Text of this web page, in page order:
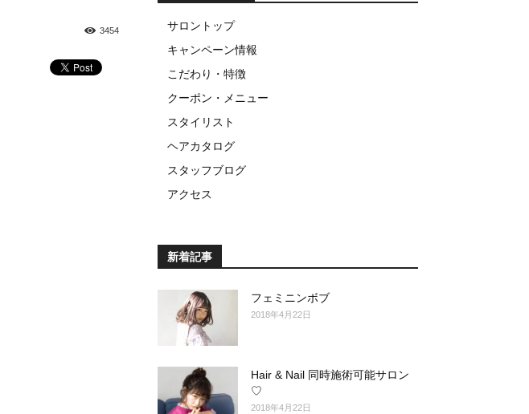
3454
サロントップ
キャンペーン情報
こだわり・特徴
クーポン・メニュー
スタイリスト
ヘアカタログ
スタッフブログ
アクセス
新着記事
フェミニンボブ
2018年4月22日
Hair & Nail 同時施術可能サロン
♡
2018年4月22日